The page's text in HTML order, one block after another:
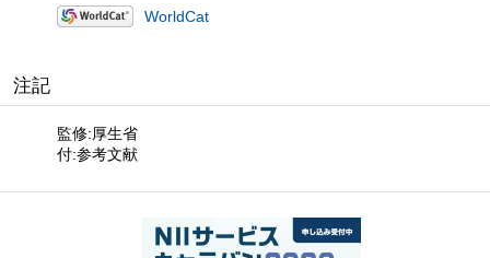
WorldCat
注記
監修:厚生省
付:参考文献